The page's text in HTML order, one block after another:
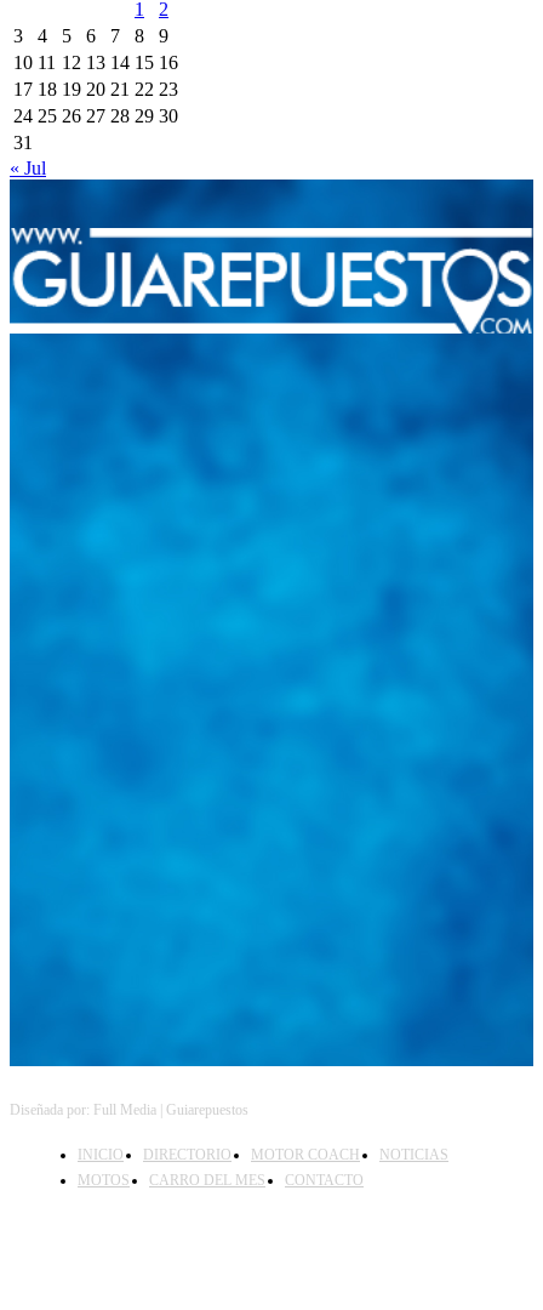
1
2
3
4 5 6 7 8
9
10 11 12 13 14 15 16
17 18 19 20 21 22 23
24 25 26 27 28 29 30
31
« Jul
Diseñada por: Full Media | Guiarepuestos
INICIO DIRECTORIO MOTOR COACH
NOTICIAS
MOTOS
CARRO DEL MES CONTACTO